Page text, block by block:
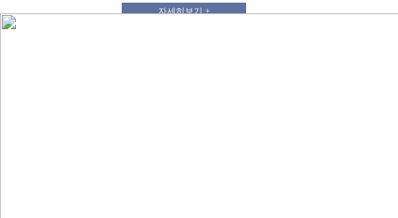
자세히보기 +